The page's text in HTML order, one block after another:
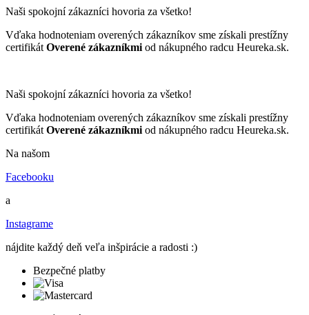
Naši spokojní zákazníci hovoria za všetko!
Vďaka hodnoteniam overených zákazníkov sme získali prestížny
certifikát Overené zákazníkmi od nákupného radcu Heureka.sk.
Naši spokojní zákazníci hovoria za všetko!
Vďaka hodnoteniam overených zákazníkov sme získali prestížny
certifikát Overené zákazníkmi od nákupného radcu Heureka.sk.
Na našom
Facebooku
a
Instagrame
nájdite každý deň veľa inšpirácie a radosti :)
Bezpečné platby